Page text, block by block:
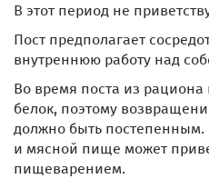
В этот период не
Пост предполагает
внутреннюю работу над
Во время поста из
белок, поэтому
должно быть постепенным.
и мясной пище может
пищеварением.